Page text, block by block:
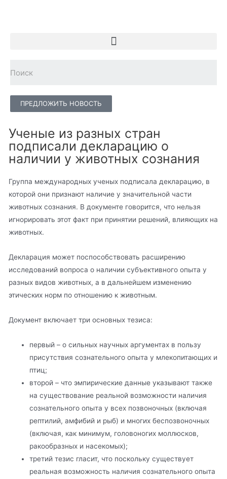
ПРЕДЛОЖИТЬ НОВОСТЬ
Ученые из разных стран
подписали декларацию о
наличии у животных сознания
Группа международных ученых подписала декларацию, в
которой они признают наличие у значительной части
животных сознания. В документе говорится, что нельзя
игнорировать этот факт при принятии решений, влияющих на
животных.
Декларация может поспособствовать расширению
исследований вопроса о наличии субъективного опыта у
разных видов животных, а в дальнейшем изменению
этических норм по отношению к животным.
Документ включает три основных тезиса:
первый – о сильных научных аргументах в пользу
присутствия сознательного опыта у млекопитающих и
птиц;
второй – что эмпирические данные указывают также
на существование реальной возможности наличия
сознательного опыта у всех позвоночных (включая
рептилий, амфибий и рыб) и многих беспозвоночных
(включая, как минимум, головоногих моллюсков,
ракообразных и насекомых);
третий тезис гласит, что поскольку существует
реальная возможность наличия сознательного опыта